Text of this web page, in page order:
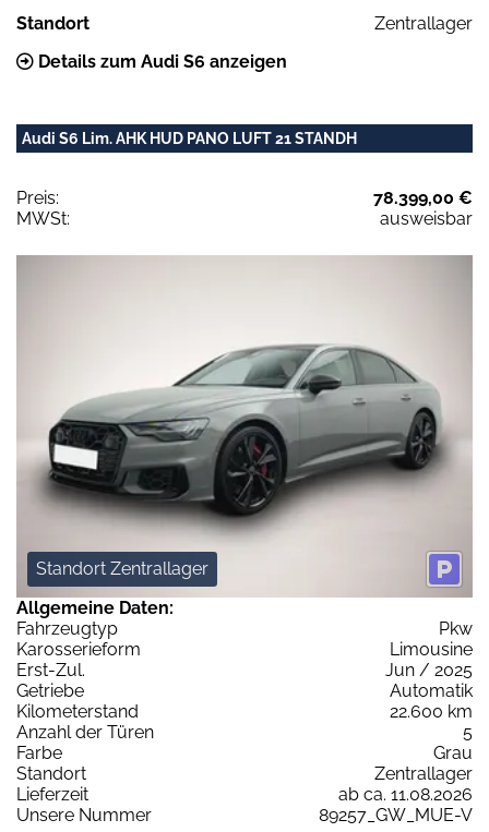
Standort
Zentrallager
Details zum Audi S6 anzeigen
Audi S6 Lim. AHK HUD PANO LUFT 21 STANDH
Preis:
78.399,00 €
MWSt:
ausweisbar
Standort Zentrallager
Allgemeine Daten:
Fahrzeugtyp
Pkw
Karosserieform
Limousine
Erst-Zul.
Jun / 2025
Getriebe
Automatik
Kilometerstand
22.600 km
Anzahl der Türen
5
Farbe
Grau
Standort
Zentrallager
Lieferzeit
ab ca. 11.08.2026
Unsere Nummer
89257_GW_MUE-V